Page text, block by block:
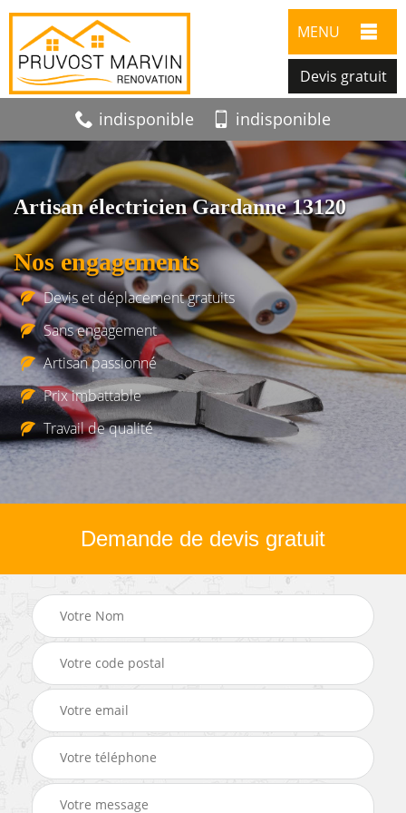
MENU
Devis gratuit
indisponible indisponible
Artisan électricien Gardanne 13120
Nos engagements
Devis et déplacement gratuits
Sans engagement
Artisan passionné
Prix imbattable
Travail de qualité
Demande de devis gratuit